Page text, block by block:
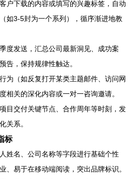
户下载的内容或填写的兴趣标签，自动
如3-5封为一个系列），循序渐进地教
度发送，汇总公司最新洞见、成功案
告，保持规律性触达。
为（如反复打开某类主题邮件、访问网
相关的深化内容或一对一咨询邀请。
目交付关键节点、合作周年等时刻，发
关系。
标
姓名、公司名称等字段进行基础个性
、易于在移动端阅读，突出品牌标识。